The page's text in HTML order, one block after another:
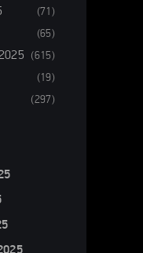
(71)
(65)
(615)
(19)
(297)